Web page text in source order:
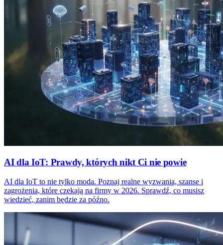
AI dla IoT: Prawdy, których nikt Ci nie powie
AI dla IoT to nie tylko moda. Poznaj realne wyzwania, szanse i
zagrożenia, które czekają na firmy w 2026. Sprawdź, co musisz
wiedzieć, zanim będzie za późno.